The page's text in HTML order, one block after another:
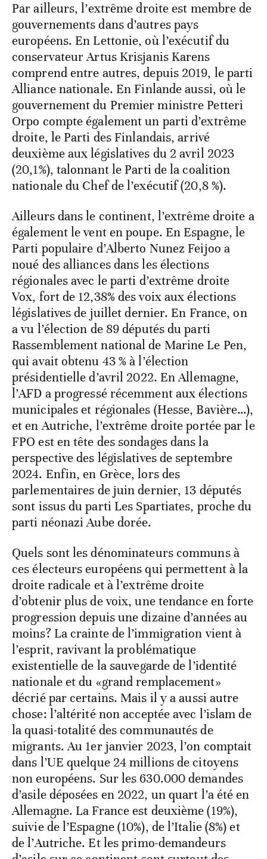
Par ailleurs, l’extrême droite est membre de
gouvernements dans d’autres pays
européens. En Lettonie, où l’exécutif du
conservateur Artus Krisjanis Karens
comprend entre autres, depuis 2019, le parti
Alliance nationale. En Finlande aussi, où le
gouvernement du Premier ministre Petteri
Orpo compte également un parti d’extrême
droite, le Parti des Finlandais, arrivé
deuxième aux législatives du 2 avril 2023
(20,1%), talonnant le Parti de la coalition
nationale du Chef de l’exécutif (20,8 %).
Ailleurs dans le continent, l’extrême droite a
également le vent en poupe. En Espagne, le
Parti populaire d’Alberto Nunez Feijoo a
noué des alliances dans les élections
régionales avec le parti d’extrême droite
Vox, fort de 12,38% des voix aux élections
législatives de juillet dernier. En France, on
a vu l’élection de 89 députés du parti
Rassemblement national de Marine Le Pen,
qui avait obtenu 43 % à l’élection
présidentielle d’avril 2022. En Allemagne,
l’AFD a progressé récemment aux élections
municipales et régionales (Hesse, Bavière…),
et en Autriche, l’extrême droite portée par le
FPO est en tête des sondages dans la
perspective des législatives de septembre
2024. Enfin, en Grèce, lors des
parlementaires de juin dernier, 13 députés
sont issus du parti Les Spartiates, proche du
parti néonazi Aube dorée.
Quels sont les dénominateurs communs à
ces électeurs européens qui permettent à la
droite radicale et à l’extrême droite
d’obtenir plus de voix, une tendance en forte
progression depuis une dizaine d’années au
moins? La crainte de l’immigration vient à
l’esprit, ravivant la problématique
existentielle de la sauvegarde de l’identité
nationale et du «grand remplacement»
décrié par certains. Mais il y a aussi autre
chose: l’altérité non acceptée avec l’islam de
la quasi-totalité des communautés de
migrants. Au 1er janvier 2023, l’on comptait
dans l’UE quelque 24 millions de citoyens
non européens. Sur les 630.000 demandes
d’asile déposées en 2022, un quart l’a été en
Allemagne. La France est deuxième (19%),
suivie de l’Espagne (10%), de l’Italie (8%) et
de l’Autriche. Et les primo-demandeurs